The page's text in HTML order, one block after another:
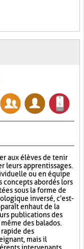
aux élèves de tenir
leurs apprentissages.
ou en équipe
abordés lors
sous la forme de
inversé, c'est-
en haut de la
publications des
des balados.
des
mais il